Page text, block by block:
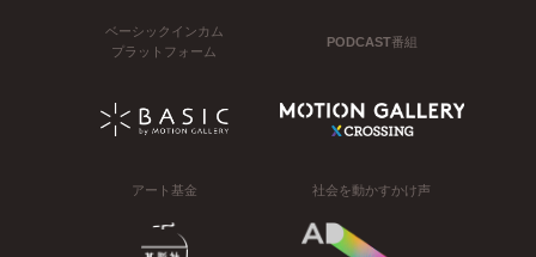
ベーシックインカム
プラットフォーム
PODCAST番組
アート基金 社会を動かすかけ声